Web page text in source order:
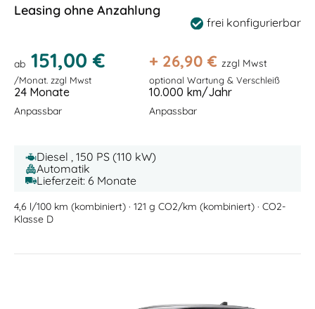
Leasing ohne Anzahlung
frei konfigurierbar
ab 151,00 €
/Monat. zzgl Mwst
+ 26,90 € zzgl Mwst
optional Wartung & Verschleiß
24 Monate
Anpassbar
10.000 km/Jahr
Anpassbar
Diesel , 150 PS (110 kW)
Automatik
Lieferzeit: 6 Monate
4,6 l/100 km (kombiniert) · 121 g CO2/km (kombiniert) · CO2-
Klasse D